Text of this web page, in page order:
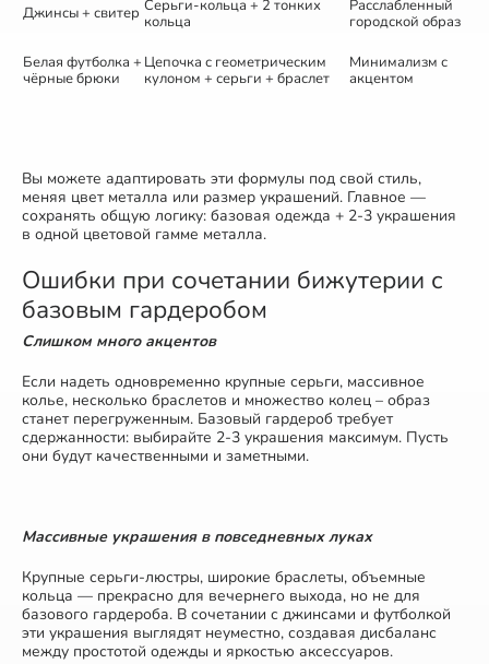
Джинсы + свитер Серьги-кольца + 2 тонких
кольца
Расслабленный
городской образ
Белая футболка +
чёрные брюки
Цепочка с геометрическим
кулоном + серьги + браслет
Минимализм с
акцентом
Вы можете адаптировать эти формулы под свой стиль,
меняя цвет металла или размер украшений. Главное —
сохранять общую логику: базовая одежда + 2-3 украшения
в одной цветовой гамме металла.
Ошибки при сочетании бижутерии с
базовым гардеробом
Слишком много акцентов
Если надеть одновременно крупные серьги, массивное
колье, несколько браслетов и множество колец – образ
станет перегруженным. Базовый гардероб требует
сдержанности: выбирайте 2-3 украшения максимум. Пусть
они будут качественными и заметными.
Массивные украшения в повседневных луках
Крупные серьги-люстры, широкие браслеты, объемные
кольца — прекрасно для вечернего выхода, но не для
базового гардероба. В сочетании с джинсами и футболкой
эти украшения выглядят неуместно, создавая дисбаланс
между простотой одежды и яркостью аксессуаров.